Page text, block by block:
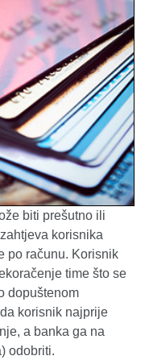
biti prešutno ili
korisnika
po računu. Korisnik
time što se
dopuštenom
korisnik najprije
a banka ga na
odobriti.